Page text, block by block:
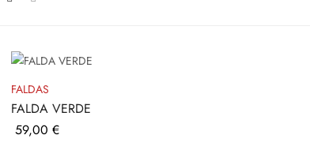
FALDAS
FALDA VERDE
Precio
59,00 €